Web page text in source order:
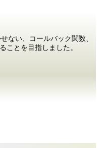
ない、コールバック関数、
ことを目指しました。